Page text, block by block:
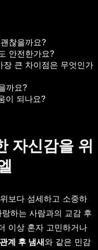
찮을까요?
안전한가요?
장 큰 차이점은 무엇인가
까요?
이 되나요?
자신감을 위
보다 섬세하고 소중하
하는 사람과의 교감 후
이상 혼자 고민하거나
관계 후 냄새와 같은 민감